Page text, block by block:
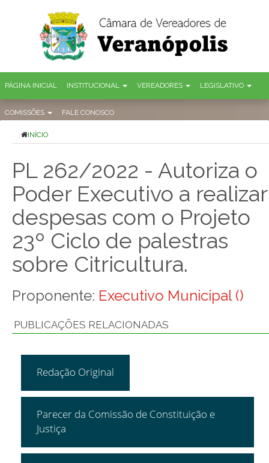
PÁGINA INICIAL INSTITUCIONAL VEREADORES LEGISLATIVO
COMISSÕES FALE CONOSCO
INÍCIO
PL 262/2022 - Autoriza o
Poder Executivo a realizar
despesas com o Projeto
23º Ciclo de palestras
sobre Citricultura.
Proponente: Executivo Municipal ()
PUBLICAÇÕES RELACIONADAS
Redação Original
Parecer da Comissão de Constituição e
Justiça